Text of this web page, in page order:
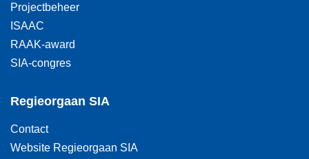
Projectbeheer
ISAAC
RAAK-award
SIA-congres
Regieorgaan SIA
Contact
Website Regieorgaan SIA